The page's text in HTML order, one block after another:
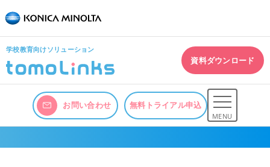
学校教育向けソリューション
資料ダウンロード
お問い合わせ 無料トライアル申込
MENU